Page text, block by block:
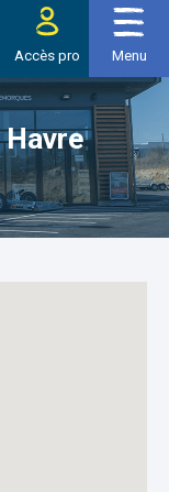
Accès pro Menu
Le Havre